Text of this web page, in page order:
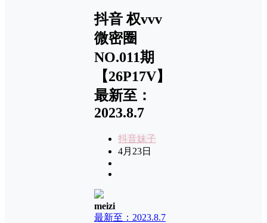
抖音 权vvv
微密圈
NO.011期
【26P17V】
最新至：
2023.8.7
抖音妹子
4月23日
meizi
最新至：2023.8.7